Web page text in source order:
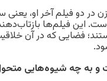
و مشهودتر است. این فیلم‌ها
فضایی که در آن
به چه شیوه‌هایی